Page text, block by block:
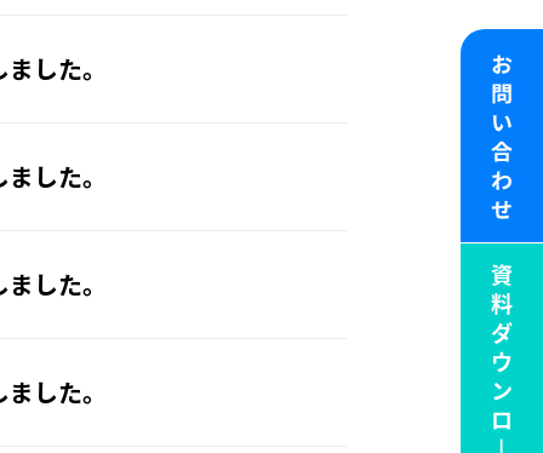
した。
した。
した。
した。